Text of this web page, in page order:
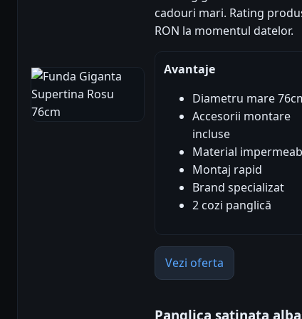
cadouri mari. Rating
RON la momentul datelor.
Avantaje
Diametru mare
Accesorii montare
incluse
Material
Montaj rapid
Brand specializat
2 cozi panglică
Vezi oferta
Panglica satinata